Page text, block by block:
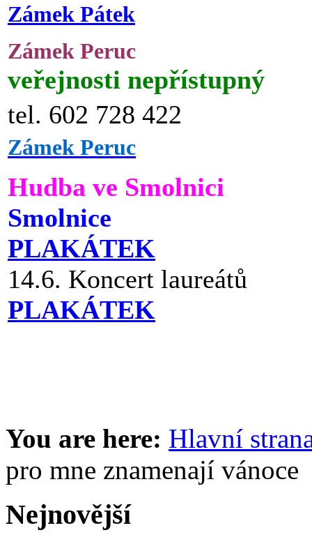
Zámek Pátek
Zámek Peruc
veřejnosti nepřístupný
tel. 602 728 422
Zámek Peruc
Hudba ve Smolnici
Smolnice
PLAKÁTEK
14.6. Koncert laureátů
PLAKÁTEK
You are here: Hlavní
pro mne znamenají vánoce
Nejnovější